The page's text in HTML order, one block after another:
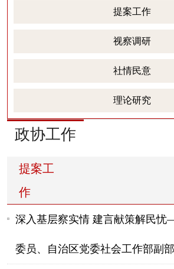
提案工作
视察调研
社情民意
理论研究
政协工作
提案工
作
深入基层察实情 建言献策解民
委员、自治区党委社会工作部副